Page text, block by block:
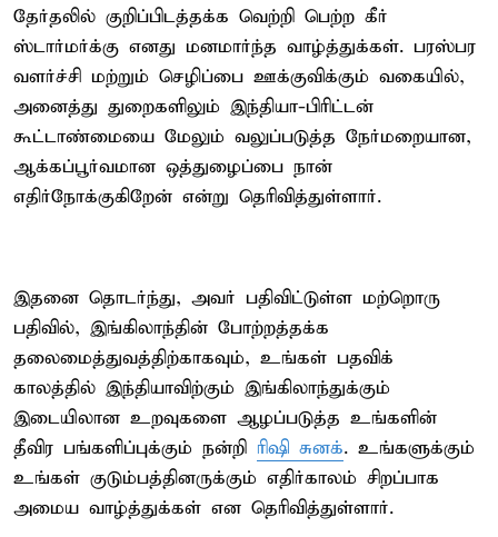
தேர்தலில் குறிப்பிடத்தக்க வெற்றி பெற்ற கீர்
ஸ்டார்மர்க்கு எனது மனமார்ந்த வாழ்த்துக்கள். பரஸ்பர
வளர்ச்சி மற்றும் செழிப்பை ஊக்குவிக்கும் வகையில்,
அனைத்து துறைகளிலும் இந்தியா-பிரிட்டன்
கூட்டாண்மையை மேலும் வலுப்படுத்த நேர்மறையான,
ஆக்கப்பூர்வமான ஒத்துழைப்பை நான்
எதிர்நோக்குகிறேன் என்று தெரிவித்துள்ளார்.
இதனை தொடர்ந்து, அவர் பதிவிட்டுள்ள மற்றொரு
பதிவில், இங்கிலாந்தின் போற்றத்தக்க
தலைமைத்துவத்திற்காகவும், உங்கள் பதவிக்
காலத்தில் இந்தியாவிற்கும் இங்கிலாந்துக்கும்
இடையிலான உறவுகளை ஆழப்படுத்த உங்களின்
தீவிர பங்களிப்புக்கும் நன்றி ரிஷி சுனக். உங்களுக்கும்
உங்கள் குடும்பத்தினருக்கும் எதிர்காலம் சிறப்பாக
அமைய வாழ்த்துக்கள் என தெரிவித்துள்ளார்.